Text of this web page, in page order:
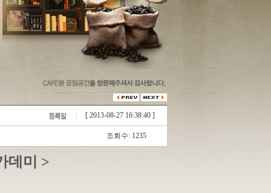
[ 2013-08-27 16:38:40 ]
조회수: 1235
데미 >